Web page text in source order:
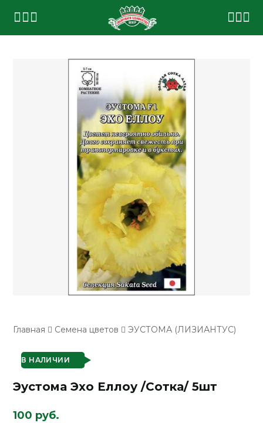
Главная Семена цветов ЭУСТОМА (ЛИЗИАНТУС)
В НАЛИЧИИ
Эустома Эхо Еллоу /Сотка/ 5шт
100 руб.